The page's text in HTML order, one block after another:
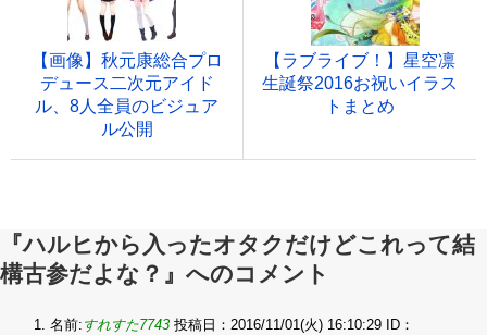
【画像】秋元康総合プロ
デュース二次元アイド
ル、8人全員のビジュア
ル公開
【ラブライブ！】星空凛
生誕祭2016お祝いイラス
トまとめ
『ハルヒから入ったオタクだけどこれって結
構古参だよな？』へのコメント
名前: すれすた7743 投稿日：2016/11/01(火) 16:10:29
ID：